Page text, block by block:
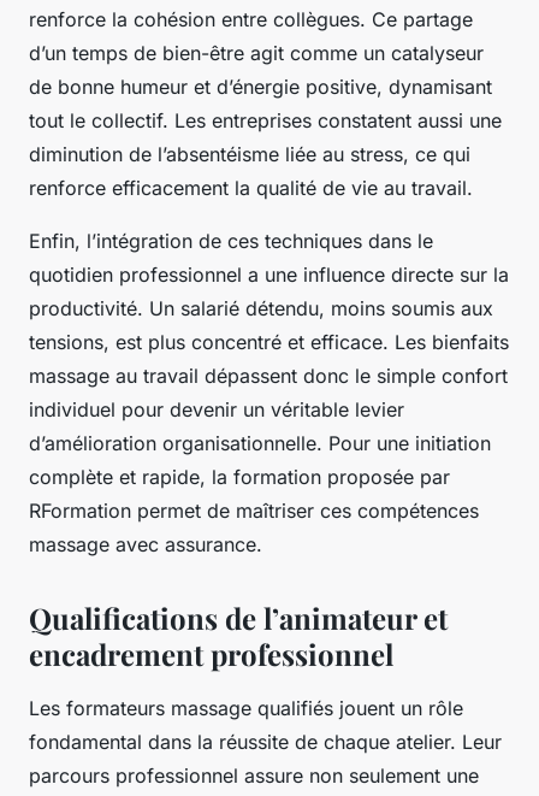
renforce la cohésion entre collègues. Ce partage
d’un temps de bien-être agit comme un catalyseur
de bonne humeur et d’énergie positive, dynamisant
tout le collectif. Les entreprises constatent aussi une
diminution de l’absentéisme liée au stress, ce qui
renforce efficacement la qualité de vie au travail.
Enfin, l’intégration de ces techniques dans le
quotidien professionnel a une influence directe sur la
productivité. Un salarié détendu, moins soumis aux
tensions, est plus concentré et efficace. Les bienfaits
massage au travail dépassent donc le simple confort
individuel pour devenir un véritable levier
d’amélioration organisationnelle. Pour une initiation
complète et rapide, la formation proposée par
RFormation permet de maîtriser ces compétences
massage avec assurance.
Qualifications de l’animateur et
encadrement professionnel
Les formateurs massage qualifiés jouent un rôle
fondamental dans la réussite de chaque atelier. Leur
parcours professionnel assure non seulement une